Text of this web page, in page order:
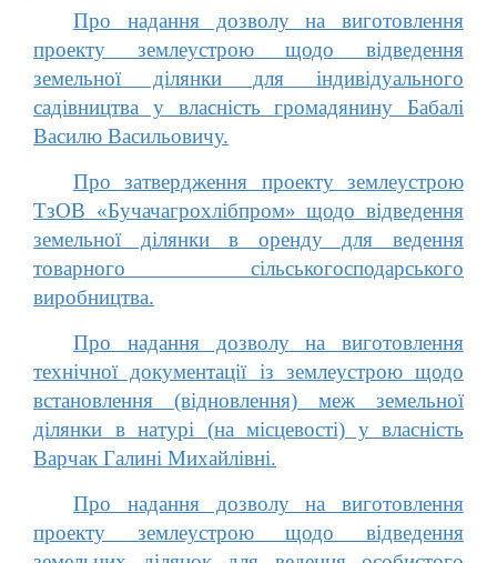
Про надання дозволу на виготовлення
проекту землеустрою щодо відведення
земельної ділянки для індивідуального
садівництва у власність громадянину Бабалі
Василю Васильовичу.
Про затвердження проекту землеустрою
ТзОВ «Бучачагрохлібпром» щодо відведення
земельної ділянки в оренду для ведення
товарного сільськогосподарського
виробництва.
Про надання дозволу на виготовлення
технічної документації із землеустрою щодо
встановлення (відновлення) меж земельної
ділянки в натурі (на місцевості) у власність
Варчак Галині Михайлівні.
Про надання дозволу на виготовлення
проекту землеустрою щодо відведення